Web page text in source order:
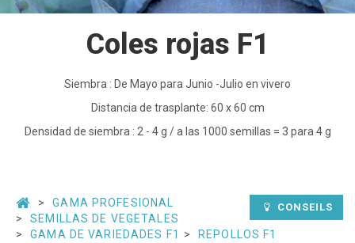
Coles rojas F1
Siembra : De Mayo para Junio -Julio en vivero
Distancia de trasplante: 60 x 60 cm
Densidad de siembra : 2 - 4 g / a las 1000 semillas = 3 para 4 g
CONSEILS
GAMA PROFESIONAL
SEMILLAS DE VEGETALES
GAMA DE VARIEDADES F1
REPOLLOS F1